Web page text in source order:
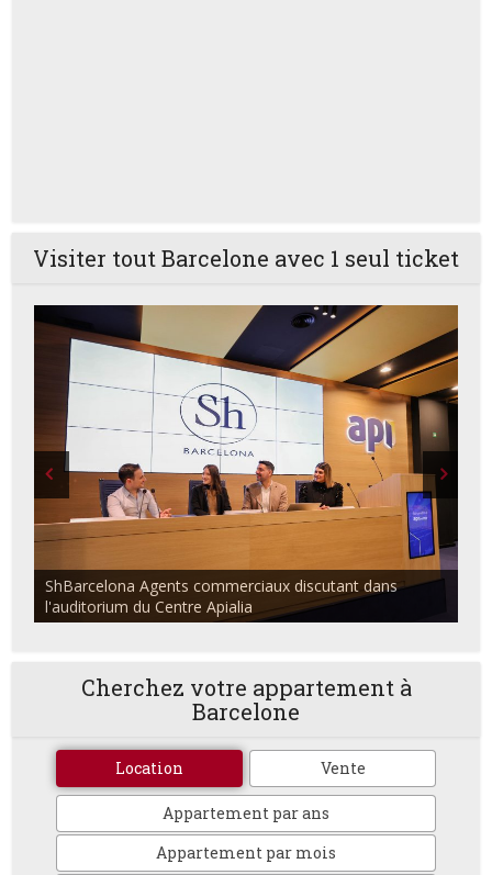
Visiter tout Barcelone avec 1 seul ticket
ShBarcelona Agents commerciaux discutant dans
l'auditorium du Centre Apialia
Cherchez votre appartement à
Barcelone
Location Vente
Appartement par ans
Appartement par mois